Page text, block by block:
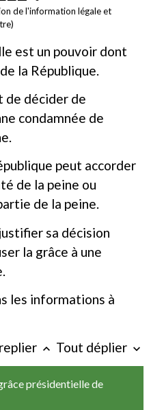
de l'information légale et
est un pouvoir dont
la République.
de décider de
condamnée de
peut accorder
de la peine ou
de la peine.
sa décision
la grâce à une
les informations à
keyboard_arrow_up Tout déplier keyboard_arrow_down
présidentielle de